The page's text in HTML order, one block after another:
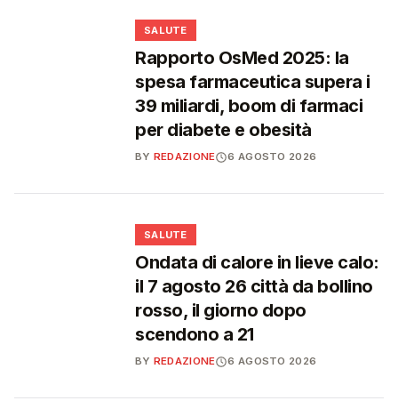
SALUTE
Rapporto OsMed 2025: la
spesa farmaceutica supera i
39 miliardi, boom di farmaci
per diabete e obesità
BY REDAZIONE 6 AGOSTO 2026
SALUTE
Ondata di calore in lieve calo:
il 7 agosto 26 città da bollino
rosso, il giorno dopo
scendono a 21
BY REDAZIONE 6 AGOSTO 2026